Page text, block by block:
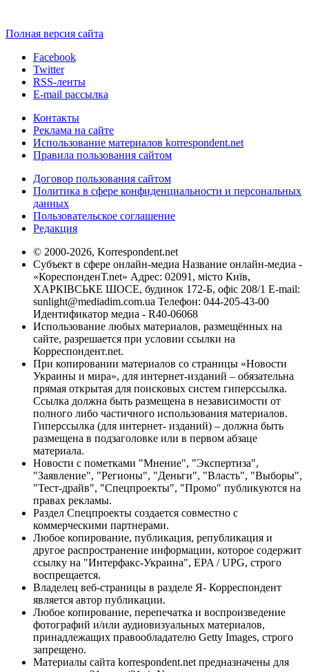
Полная версия сайта
Facebook
Twitter
RSS-ленты
E-mail рассылка
Контакты
Реклама на сайте
Использование материалов korrespondent.net
Правила пользования сайтом
Договор пользования сайтом
Политика в сфере конфиденциальности и персональных
данных
Пользовательское соглашение
Редакция
© 2000-2026, Korrespondent.net
Субъект в сфере онлайн-медиа Название онлайн-медиа -
«КореспонденТ.net» Адрес: 02091, місто Київ,
ХАРКІВСЬКЕ ШОСЕ, будинок 172-Б, офіс 208/1 E-mail:
sunlight@mediadim.com.ua Телефон: 044-205-43-00
Идентификатор медиа - R40-06068
Использование любых материалов, размещённых на
сайте, разрешается при условии ссылки на
Корреспондент.net.
При копировании материалов со страницы «Новости
Украины и мира», для интернет-изданий – обязательна
прямая открытая для поисковых систем гиперссылка.
Ссылка должна быть размещена в независимости от
полного либо частичного использования материалов.
Гиперссылка (для интернет- изданий) – должна быть
размещена в подзаголовке или в первом абзаце
материала.
Новости с пометками "Мнение", "Экспертиза",
"Заявление", "Регионы", "Деньги", "Власть", "Выборы",
"Тест-драйв", "Спецпроекты", "Промо" публикуются на
правах рекламы.
Раздел Спецпроекты создается совместно с
коммерческими партнерами.
Любое копирование, публикация, републикация и
другое распространение информации, которое содержит
ссылку на "Интерфакс-Украина", EPA / UPG, строго
воспрещается.
Владелец веб-страницы в разделе Я- Корреспондент
является автор публикации.
Любое копирование, перепечатка и воспроизведение
фотографий и/или аудиовизуальных материалов,
принадлежащих правообладателю Getty Images, строго
запрещено.
Материалы сайта korrespondent.net предназначены для